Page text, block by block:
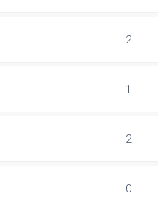
2
1
2
0